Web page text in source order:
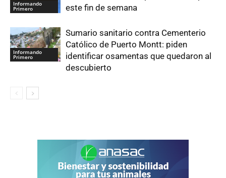
Informando
Primero
este fin de semana
Informando
Primero
Sumario sanitario contra Cementerio
Católico de Puerto Montt: piden
identificar osamentas que quedaron al
descubierto